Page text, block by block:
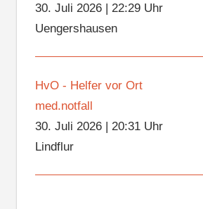
30. Juli 2026| 22:29 Uhr
Uengershausen
HvO - Helfer vor Ort
med.notfall
30. Juli 2026| 20:31 Uhr
Lindflur